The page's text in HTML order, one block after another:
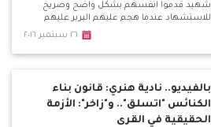
شهيد قدموا انفسهم بشكل واضح وصريح
للاستشهاد عندما هجم عليهم البربر عليهم
٢٦ سبتمبر ٢٠١٦
بالفيديو.. نادية هنري: قانون بناء
الكنائس "اتسلق".. و"زاخر": الأزمة
الحقيقية في القرى